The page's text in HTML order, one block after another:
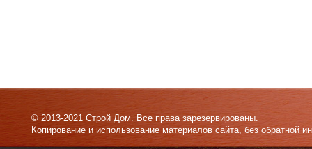
© 2013-2021 Строй Дом. Все права зарезервированы.
Копирование и использование материалов сайта, без обратной